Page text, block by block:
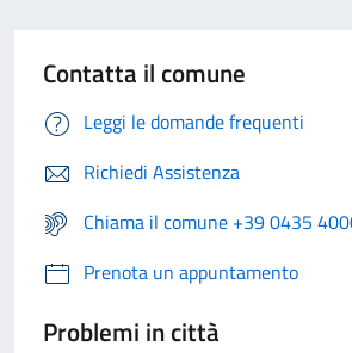
Contatta il comune
Leggi le domande frequenti
Richiedi Assistenza
Chiama il comune +39 0435
Prenota un appuntamento
Problemi in città